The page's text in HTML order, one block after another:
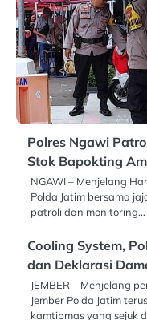
Polres Ngawi
Stok Bapokting
NGAWI – Menjelang
Polda Jatim bersama
patroli dan monitoring…
Cooling System,
dan Deklarasi
JEMBER – Menjelang
Jember Polda Jatim
kamtibmas yang sejuk